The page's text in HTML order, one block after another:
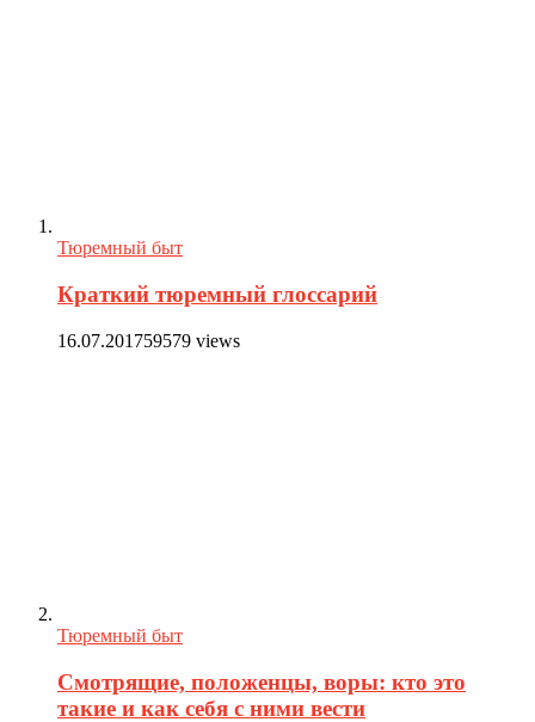
Тюремный быт
Краткий тюремный глоссарий
16.07.201759579 views
Тюремный быт
Смотрящие, положенцы, воры: кто это
такие и как себя с ними вести